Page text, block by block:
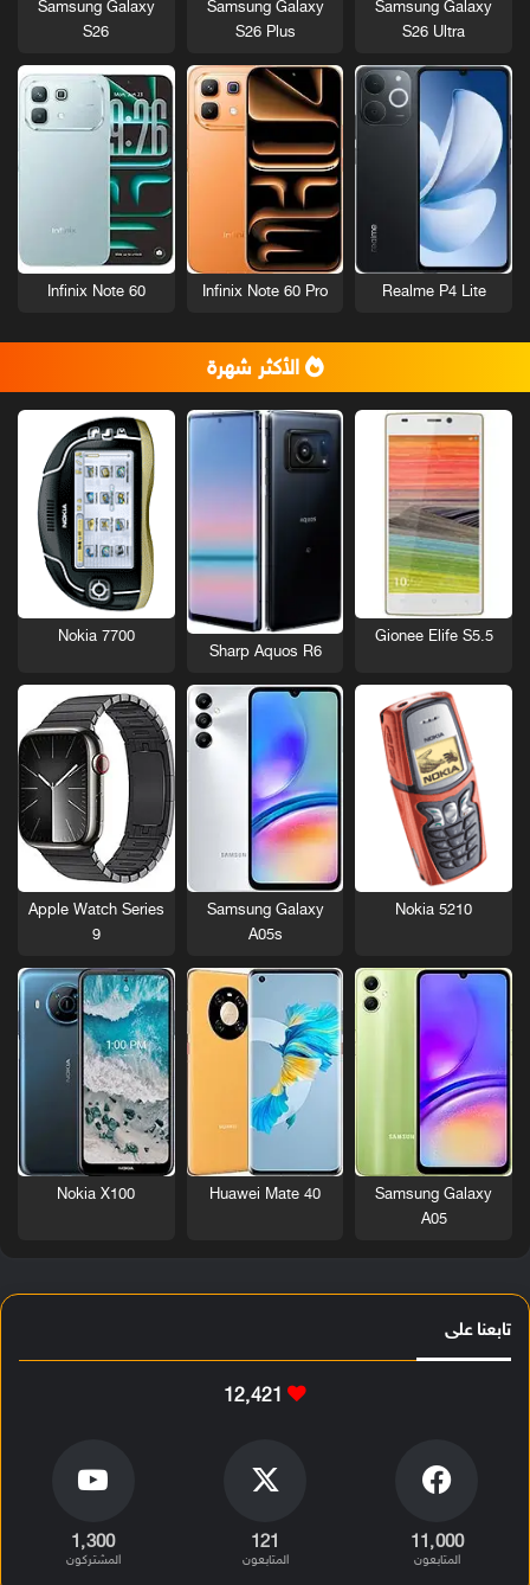
Samsung Galaxy
S26 Ultra
Samsung Galaxy
S26 Plus
Samsung Galaxy
S26
Realme P4 Lite
Infinix Note 60 Pro
Infinix Note 60
الأكثر شهرة
Gionee Elife S5.5
Sharp Aquos R6
Nokia 7700
Nokia 5210
Samsung Galaxy
A05s
Apple Watch Series
9
Samsung Galaxy
A05
Huawei Mate 40
Nokia X100
تابعنا على
12٬421
11٬000
المتابعون
121
المتابعون
1٬300
المشتركون